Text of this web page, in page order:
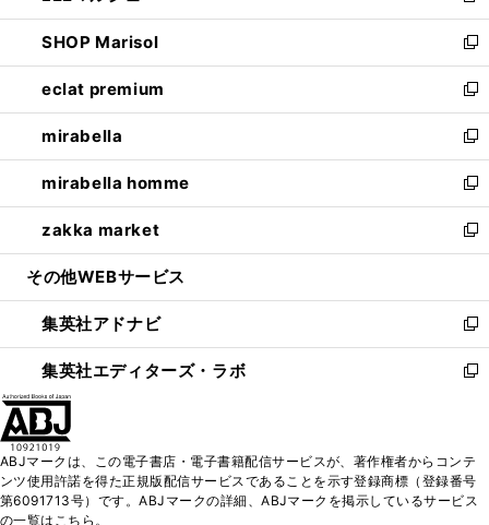
開
く
ウ
で
開
く
ン
ド
ウ
で
開
く
ウ
ィ
ン
ド
ウ
で
開
く
し
い
ウ
ィ
ン
ド
ウ
で
開
く
SHOP Marisol
新
し
い
ウ
ィ
ン
ド
ウ
で
開
eclat premium
新
し
い
ウ
ィ
ン
ド
ウ
開
く
mirabella
新
し
い
ウ
ィ
ン
ウ
で
開
く
mirabella homme
新
し
い
ウ
ン
ド
ウ
で
zakka market
新
し
ウ
ィ
ン
ド
く
その他WEBサービス
集英社アドナビ
新
し
い
ド
ウ
で
集英社エディターズ・ラボ
新
ィ
ン
ド
ABJマークは、この電子書店・電子書籍配信サービスが、著作権者からコンテ
ンツ使用許諾を得た正規版配信サービスであることを示す登録商標（登録番号
第6091713号）です。ABJマークの詳細、ABJマークを掲示しているサービス
の一覧はこちら。